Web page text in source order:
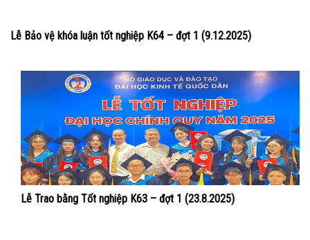
Lễ Bảo vệ khóa luận tốt nghiệp K64 – đợt 1 (9.12.2025)
Lễ Trao bằng Tốt nghiệp K63 – đợt 1 (23.8.2025)